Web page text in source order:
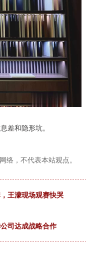
差和隐形坑。
络，不代表本站观点。
王濛现场观赛快哭
司达成战略合作